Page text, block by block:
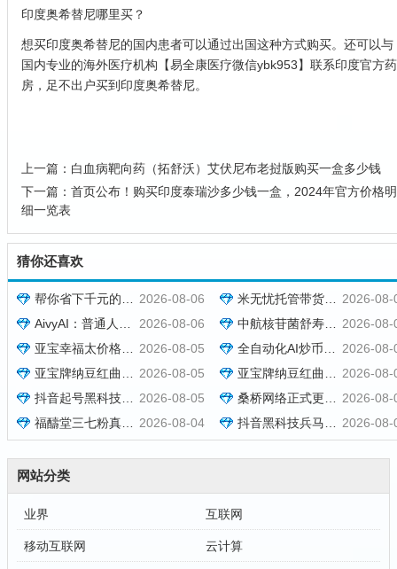
印度奥希替尼哪里买？
想买印度奥希替尼的国内患者可以通过出国这种方式购买。还可以与
国内专业的海外医疗机构【易全康医疗微信ybk953】联系印度官方药
房，足不出户买到印度奥希替尼。
上一篇： 白血病靶向药（拓舒沃）艾伏尼布老挝版购买一盒多少钱
下一篇： 首页公布！购买印度泰瑞沙多少钱一盒，2024年官方价格明
细一览表
猜你还喜欢
2026-08-06
帮你省下千元的抖音黑科技快手直播间人气涨粉点赞云端商城免费送 2026-08-
米无忧托管带货，靠抖音黑科技快速涨粉起号，零基础日入1000+！
2026-08-06
AivyAI：普通人能参与的AI风口，零撸AVAX，首码上线速度上车！ 2026-08-
中航核苷菌舒寿方多少钱一盒 功效如何 [2026报价]
2026-08-05
亚宝幸福太价格效果介绍，现货秒发批发报价与用法用量参考 2026-08-
全自动化AI炒币量化，每日稳定收益几百，24小时全自动挂机操作！
2026-08-05
亚宝牌纳豆红曲胶囊多少钱一盒？效果好不好与订购方式说明 2026-08-
亚宝牌纳豆红曲胶囊在哪里可以买到？订购价格与用法用量说明
2026-08-05
抖音起号黑科技万粉项目：3个月变现50W，收益无限放大！ 2026-08-
桑桥网络正式更名为和美字节，新官网同步启用
2026-08-04
福醻堂三七粉真的假的多少一盒作用怎么样（2026 已更新） 2026-08-
抖音黑科技兵马俑，米无忧带货，哈希打金，哈希挂机，虚拟资源站
网站分类
业界 互联网
移动互联网 云计算